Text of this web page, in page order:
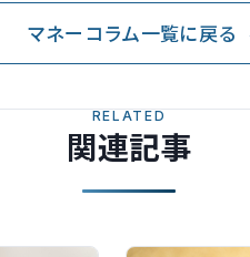
マネーコラム一覧に戻る
RELATED
関連記事